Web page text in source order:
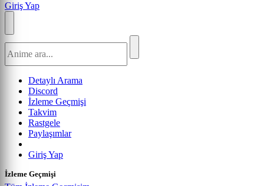
Giriş Yap
Detaylı Arama
Discord
İzleme Geçmişi
Takvim
Rastgele
Paylaşımlar
Giriş Yap
İzleme Geçmişi